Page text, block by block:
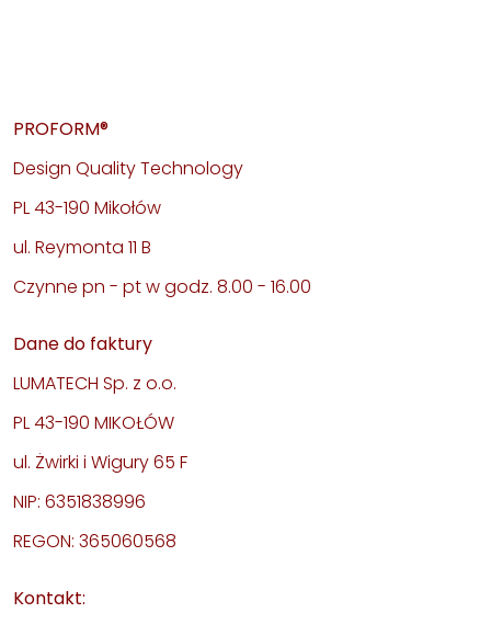
PROFORM®
Design Quality Technology
PL 43-190 Mikołów
ul. Reymonta 11 B
Czynne pn - pt w godz. 8.00 - 16.00
Dane do faktury
LUMATECH Sp. z o.o.
PL 43-190 MIKOŁÓW
ul. Żwirki i Wigury 65 F
NIP: 6351838996
REGON: 365060568
Kontakt: